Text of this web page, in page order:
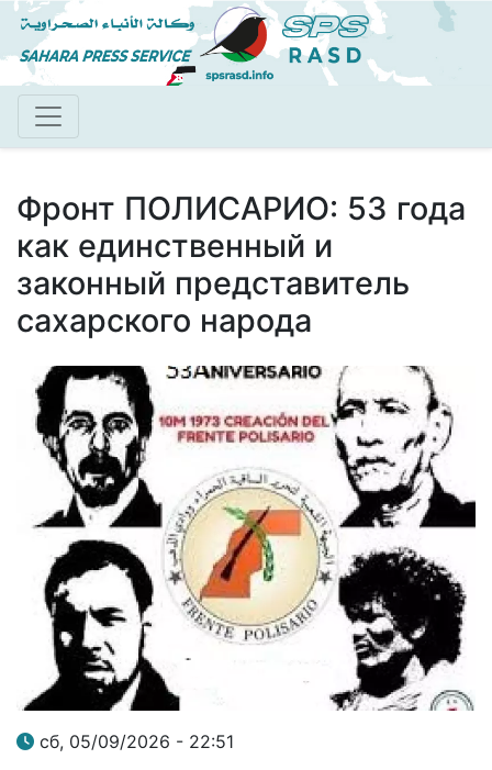
Перейти
к
основному
Фронт ПОЛИСАРИО: 53 года
как единственный и
законный представитель
сахарского народа
сб, 05/09/2026 - 22:51